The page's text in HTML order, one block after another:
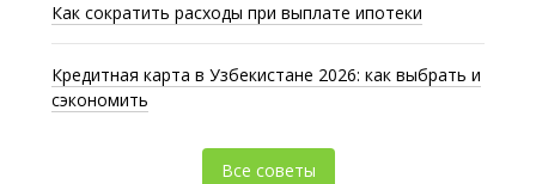
Как сократить расходы при выплате ипотеки
Кредитная карта в Узбекистане 2026: как выбрать и
сэкономить
Все советы